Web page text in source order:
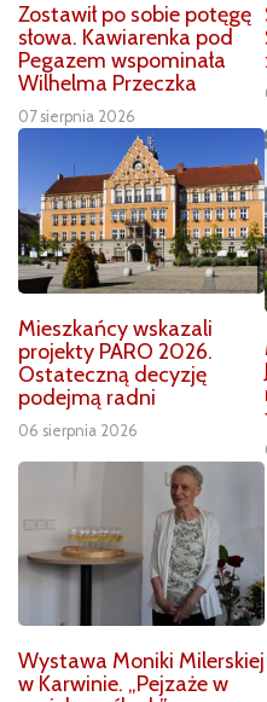
Zostawił po sobie potęgę
słowa. Kawiarenka pod
Pegazem wspominała
Wilhelma Przeczka
07 sierpnia 2026
Mieszkańcy wskazali
projekty PARO 2026.
Ostateczną decyzję
podejmą radni
06 sierpnia 2026
Wystawa Moniki Milerskiej
w Karwinie. „Pejzaże w